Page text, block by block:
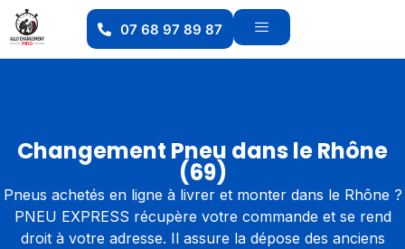
07 68 97 89 87
Changement Pneu dans le Rhône
(69)
Pneus achetés en ligne à livrer et monter dans le Rhône ?
PNEU EXPRESS récupère votre commande et se rend
droit à votre adresse. Il assure la dépose des anciens